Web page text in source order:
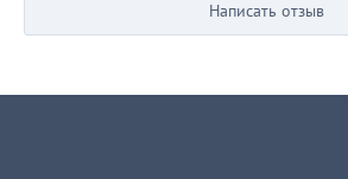
Написать отзыв